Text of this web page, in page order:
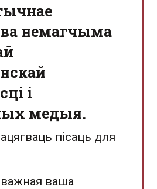
немагчыма
і
медыя.
пісаць для
важная ваша